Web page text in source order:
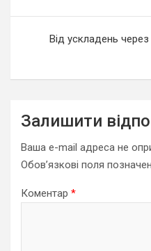
Від ускладень
Залишити
Ваша e-mail адреса не
Обов’язкові поля
Коментар *